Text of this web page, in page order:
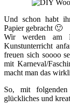
Und schon habt
Papier gebracht 🙂
Wir werden am
Kunstunterricht
freuen sich soooo
mit Karneval/
macht man das
So, mit
glückliches und